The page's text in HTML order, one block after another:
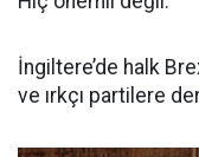
İngiltere’de halk
ve ırkçı partilere